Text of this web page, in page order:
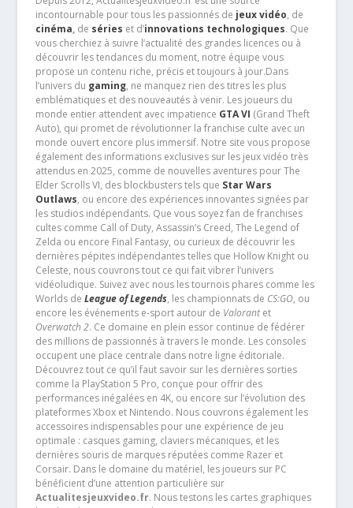
incontournable pour tous les passionnés de jeux vidéo, de
cinéma,de séries et d’innovations technologiques. Que
vous cherchiez à suivre l’actualité des grandes licences ou à
découvrir les tendances du moment, notre équipe vous
propose un contenu riche, précis et toujours à jour.Dans
l’univers du gaming, ne manquez rien des titres les plus
emblématiques et des nouveautés à venir. Les joueurs du
monde entier attendent avec impatience GTA VI (Grand Theft
Auto), qui promet de révolutionner la franchise culte avec un
monde ouvert encore plus immersif. Notre site vous propose
également des informations exclusives sur les jeux vidéo très
attendus en 2025, comme de nouvelles aventures pour The
Elder Scrolls VI, des blockbusters tels que Star Wars
Outlaws, ou encore des expériences innovantes signées par
les studios indépendants. Que vous soyez fan de franchises
cultes comme Call of Duty, Assassin’s Creed, The Legend of
Zelda ou encore Final Fantasy, ou curieux de découvrir les
dernières pépites indépendantes telles que Hollow Knight ou
Celeste, nous couvrons tout ce qui fait vibrer l’univers
vidéoludique. Suivez avec nous les tournois phares comme les
Worlds de League of Legends, les championnats de CS:GO, ou
encore les événements e-sport autour de Valorantet
Overwatch 2. Ce domaine en plein essor continue de fédérer
des millions de passionnés à travers le monde. Les consoles
occupent une place centrale dans notre ligne éditoriale.
Découvrez tout ce qu’il faut savoir sur les dernières sorties
comme la PlayStation 5 Pro, conçue pour offrir des
performances inégalées en 4K, ou encore sur l’évolution des
plateformes Xbox et Nintendo. Nous couvrons également les
accessoires indispensables pour une expérience de jeu
optimale : casques gaming, claviers mécaniques, et les
dernières souris de marques réputées comme Razer et
Corsair. Dans le domaine du matériel, les joueurs sur PC
bénéficient d’une attention particulière sur
Actualitesjeuxvideo.fr. Nous testons les cartes graphiques